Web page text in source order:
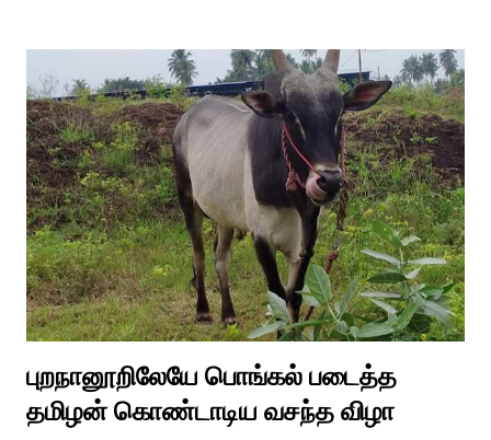
எடுத்த அய்யனார் என“வெட்டுடைய அய்யனார்“ நாமம் கோவில்
அமைத்து பூஜித்தனர். ஆங்கிலேய கிழக்கிந்திய ஆட்சியில் சிவகங்கை
இரண்டாம் மன்னர் முத்துவடுகநாதத் தேவர் ஆங்கிலேயரை எதிர்க்க
அவர்களால் காளையார் கோவிலில் இரண்டாம் மனைவி கௌரி
நாச்சியாருடன் கொல்லபட்டார். அவரது முதல் மனைவி
வேலுநாச்சியார...
புறநானூறிலேயே பொங்கல் படைத்த
தமிழன் கொண்டாடிய வசந்த விழா